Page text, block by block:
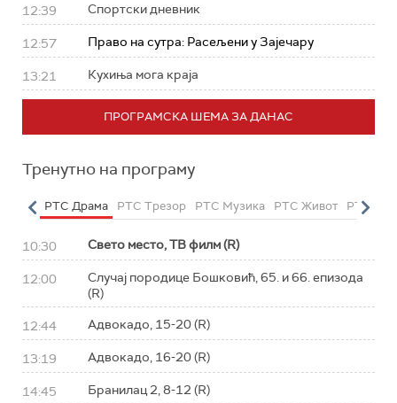
12:39 Спортски дневник
12:57 Право на сутра: Расељени у Зајечару
13:21 Кухиња мога краја
ПРОГРАМСКА ШЕМА ЗА ДАНАС
Тренутно на програму
РТС Драма РТС Трезор РТС Музика РТС Живот РТС
10:30 Свето место, ТВ филм (R)
12:00
Случај породице Бошковић, 65. и 66. епизода
(R)
12:44 Адвокадо, 15-20 (R)
13:19 Адвокадо, 16-20 (R)
14:45 Бранилац 2, 8-12 (R)